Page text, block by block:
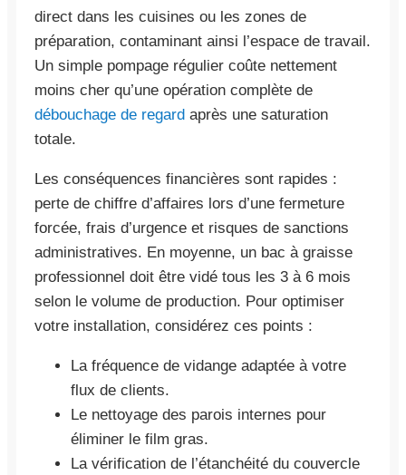
direct dans les cuisines ou les zones de
préparation, contaminant ainsi l’espace de travail.
Un simple pompage régulier coûte nettement
moins cher qu’une opération complète de
débouchage de regard après une saturation
totale.
Les conséquences financières sont rapides :
perte de chiffre d’affaires lors d’une fermeture
forcée, frais d’urgence et risques de sanctions
administratives. En moyenne, un bac à graisse
professionnel doit être vidé tous les 3 à 6 mois
selon le volume de production. Pour optimiser
votre installation, considérez ces points :
La fréquence de vidange adaptée à votre
flux de clients.
Le nettoyage des parois internes pour
éliminer le film gras.
La vérification de l’étanchéité du couvercle